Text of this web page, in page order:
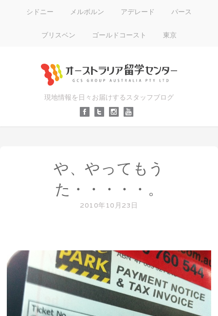
シドニー メルボルン アデレード パース
ブリスベン ゴールドコースト 東京
現地情報を日々お届けするスタッフブログ
や、やってもう
た・・・・・。
2010年10月23日